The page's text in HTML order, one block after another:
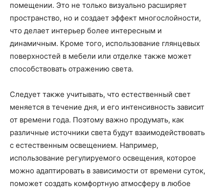
помещении. Это не только визуально расширяет
пространство, но и создает эффект многослойности,
что делает интерьер более интересным и
динамичным. Кроме того, использование глянцевых
поверхностей в мебели или отделке также может
способствовать отражению света.
Следует также учитывать, что естественный свет
меняется в течение дня, и его интенсивность зависит
от времени года. Поэтому важно продумать, как
различные источники света будут взаимодействовать
с естественным освещением. Например,
использование регулируемого освещения, которое
можно адаптировать в зависимости от времени суток,
поможет создать комфортную атмосферу в любое